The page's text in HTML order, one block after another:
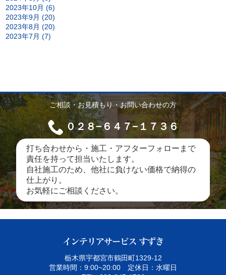
2023年10月 (6)
2023年9月 (20)
2023年8月 (20)
2023年7月 (7)
ご相談・お見積もり・お問い合わせの方
０２８−６４７−１７３６
打ち合わせから・施工・アフターフォローまで
責任を持って担当いたします。
自社施工のため、他社に負けない価格で納得の
仕上がり。
お気軽にご相談ください。
栃木県宇都宮市鶴田町1329‐12
営業時間：9:00~20:00 定休日：水曜日